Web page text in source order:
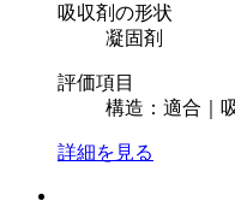
吸収剤の形状
凝固剤
評価項目
構造：適合｜
詳細を見る